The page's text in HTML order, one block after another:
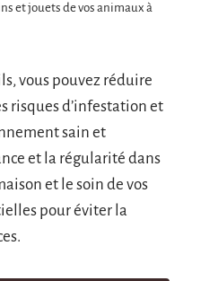
et jouets de vos animaux à
vous pouvez réduire
risques d’infestation et
sain et
et la régularité dans
et le soin de vos
pour éviter la